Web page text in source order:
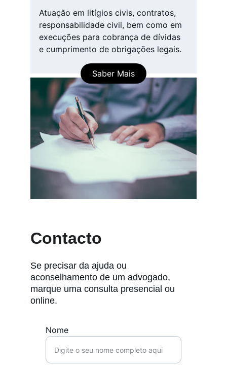
Atuação em litígios civis, contratos,
responsabilidade civil, bem como em
execuções para cobrança de dívidas
e cumprimento de obrigações legais.
Saber Mais
Contacto
Se precisar da ajuda ou
aconselhamento de um advogado,
marque uma consulta presencial ou
online.
Nome